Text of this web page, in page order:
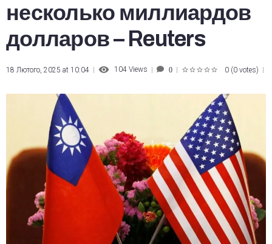
несколько миллиардов
долларов – Reuters
18 Лютого, 2025 at 10:04 104 Views 0 0 (0 votes)